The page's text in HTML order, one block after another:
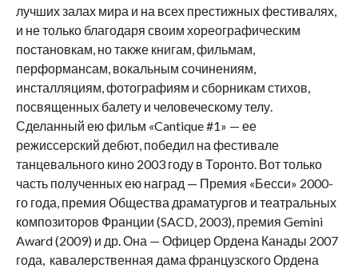
лучших залах мира и на всех престижных фестивалях,
и не только благодаря своим хореографическим
постановкам, но также книгам, фильмам,
перформансам, вокальным сочинениям,
инсталляциям, фотографиям и сборникам стихов,
посвященных балету и человеческому телу.
Сделанный ею фильм «Cantique #1» — ее
режиссерский дебют, победил на фестивале
танцевального кино 2003 году в Торонто. Вот только
часть полученных ею наград — Премия «Бесси» 2000-
го года, премия Общества драматургов и театральных
композиторов Франции (SACD, 2003), премия Gemini
Award (2009) и др. Она — Офицер Ордена Канады 2007
года, кавалерственная дама французского Ордена